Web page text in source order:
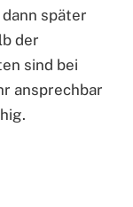
später
der
sind bei
ansprechbar